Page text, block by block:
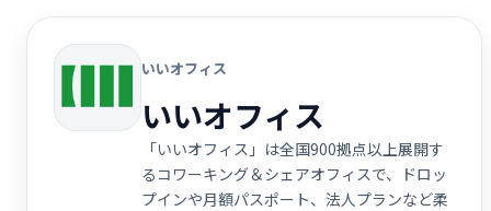
いいオフィス
いいオフィス
「いいオフィス」は全国900拠点以上展開す
るコワーキング＆シェアオフィスで、ドロッ
プインや月額パスポート、法人プランなど柔